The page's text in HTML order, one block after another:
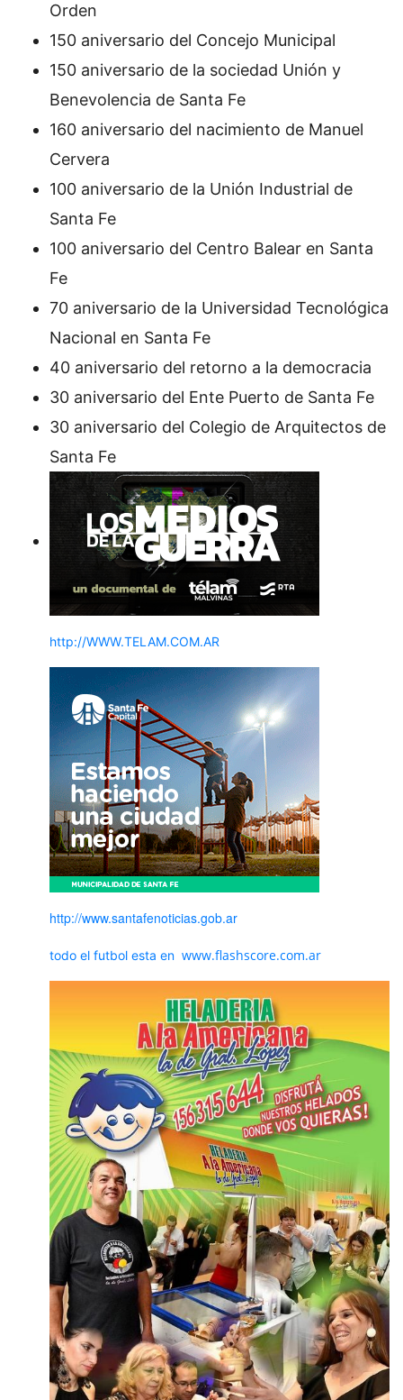
Orden
150 aniversario del Concejo Municipal
150 aniversario de la sociedad Unión y
Benevolencia de Santa Fe
160 aniversario del nacimiento de Manuel
Cervera
100 aniversario de la Unión Industrial de
Santa Fe
100 aniversario del Centro Balear en Santa
Fe
70 aniversario de la Universidad Tecnológica
Nacional en Santa Fe
40 aniversario del retorno a la democracia
30 aniversario del Ente Puerto de Santa Fe
30 aniversario del Colegio de Arquitectos de
Santa Fe
http://WWW.TELAM.COM.AR
http://www.santafenoticias.gob.ar
todo el futbol esta en www.flashscore.com.ar